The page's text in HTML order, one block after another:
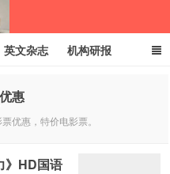
分享
英文杂志 机构研报
惠
优惠，特价电影票。
》HD国语